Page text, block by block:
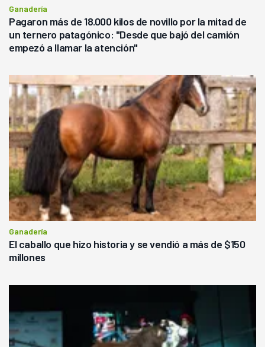
Ganadería
Pagaron más de 18.000 kilos de novillo por la mitad de
un ternero patagónico: "Desde que bajó del camión
empezó a llamar la atención"
Ganadería
El caballo que hizo historia y se vendió a más de $150
millones